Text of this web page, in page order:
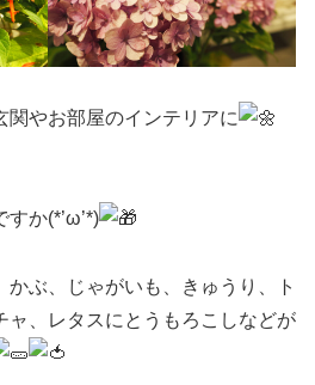
関やお部屋のインテリアに
か(*’ω’*)
かぶ、じゃがいも、きゅうり、ト
ャ、レタスにとうもろこしなどが